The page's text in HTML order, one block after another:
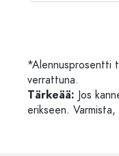
*Alennusprosentti
verrattuna.
Tärkeää: Jos
erikseen.